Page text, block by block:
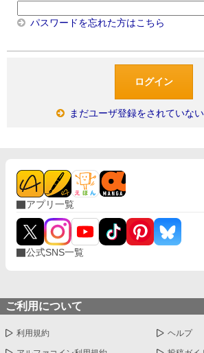
パスワードを忘れた方はこちら
まだユーザ登録をされていな
アプリ一覧
公式SNS一覧
ご利用について
利用規約 ヘルプ